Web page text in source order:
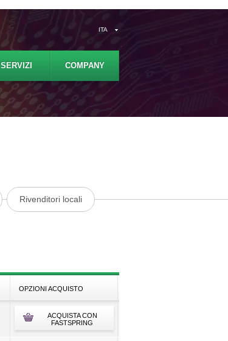
ITA
SERVIZI COMPANY
Rivenditori locali
OPZIONI ACQUISTO
ACQUISTA CON
FASTSPRING